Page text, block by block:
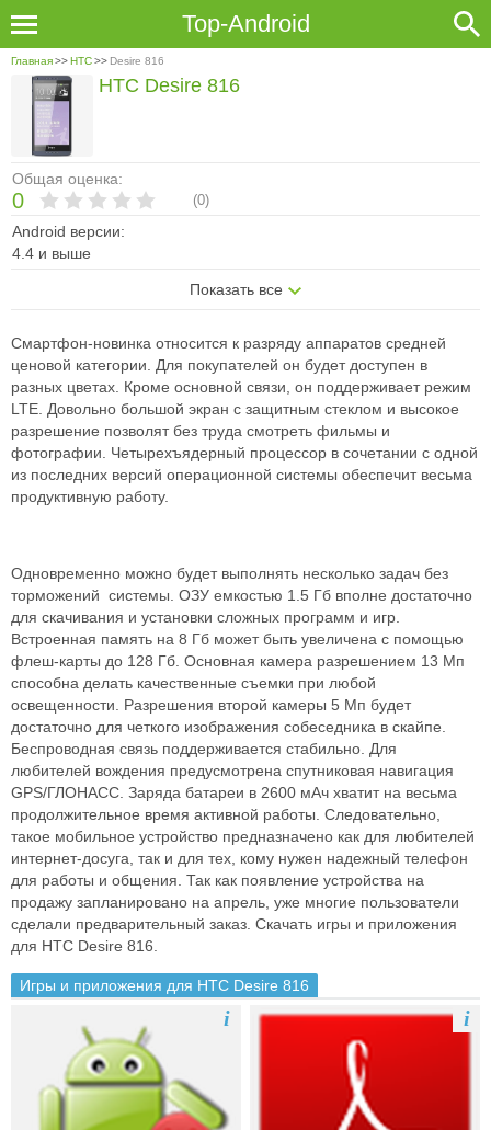
Top-Android
Главная>>HTC>> Desire 816
Общая оценка:
0 (0)
Android версии:
4.4 и выше
Показать все
HTC Desire 816
Смартфон-новинка относится к разряду аппаратов средней
ценовой категории. Для покупателей он будет доступен в
разных цветах. Кроме основной связи, он поддерживает режим
LTE. Довольно большой экран с защитным стеклом и высокое
разрешение позволят без труда смотреть фильмы и
фотографии. Четырехъядерный процессор в сочетании с одной
из последних версий операционной системы обеспечит весьма
продуктивную работу.
Одновременно можно будет выполнять несколько задач без
торможений системы. ОЗУ емкостью 1.5 Гб вполне достаточно
для скачивания и установки сложных программ и игр.
Встроенная память на 8 Гб может быть увеличена с помощью
флеш-карты до 128 Гб. Основная камера разрешением 13 Мп
способна делать качественные съемки при любой
освещенности. Разрешения второй камеры 5 Мп будет
достаточно для четкого изображения собеседника в скайпе.
Беспроводная связь поддерживается стабильно. Для
любителей вождения предусмотрена спутниковая навигация
GPS/ГЛОНАСС. Заряда батареи в 2600 мАч хватит на весьма
продолжительное время активной работы. Следовательно,
такое мобильное устройство предназначено как для любителей
интернет-досуга, так и для тех, кому нужен надежный телефон
для работы и общения. Так как появление устройства на
продажу запланировано на апрель, уже многие пользователи
сделали предварительный заказ. Скачать игры и приложения
для HTC Desire 816.
Игры и приложения для HTC Desire 816
i i